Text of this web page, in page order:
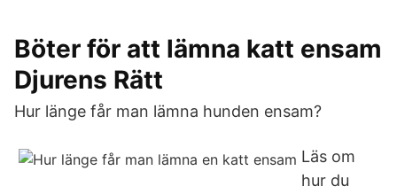
Böter för att lämna katt ensam
Djurens Rätt
Hur länge får man lämna hunden ensam?
Läs om
hur du